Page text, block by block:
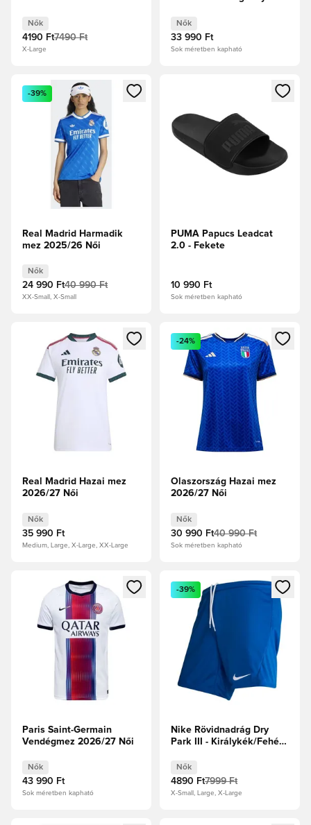
Nők
4190 Ft7490 Ft
X-Large
Nők
33 990 Ft
Sok méretben kapható
Megnyit egy modált a bejelentkezéshez vagy a tagként
-39%
Real Madrid Harmadik
mez 2025/26 Női
Nők
24 990 Ft40 990 Ft
XX-Small, X-Small
Megnyit egy modált a
PUMA Papucs Leadcat
2.0 - Fekete
10 990 Ft
Sok méretben kapható
Megnyit egy modált a bejelentkezéshez vagy a tagként
Real Madrid Hazai mez
2026/27 Női
Nők
35 990 Ft
Medium, Large, X-Large, XX-Large
Megnyit egy modált a
-24%
Olaszország Hazai mez
2026/27 Női
Nők
30 990 Ft40 990 Ft
Sok méretben kapható
Megnyit egy modált a bejelentkezéshez vagy a tagként
Paris Saint-Germain
Vendégmez 2026/27 Női
Nők
43 990 Ft
Sok méretben kapható
Megnyit egy modált a
-39%
Nike Rövidnadrág Dry
Park III - Királykék/Fehér
Nők
4890 Ft7999 Ft
X-Small, Large, X-Large